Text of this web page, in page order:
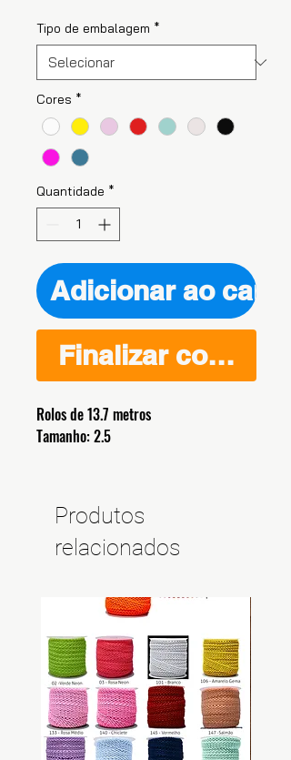
Tipo de embalagem *
Cores *
Quantidade *
Adicionar ao
Finalizar compra
Rolos de 13.7 metros
Tamanho: 2.5
Produtos
relacionados